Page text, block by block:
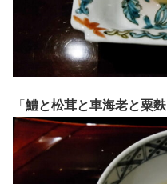
「 鱧と松茸と車海老と粟麩